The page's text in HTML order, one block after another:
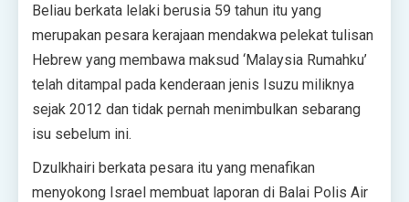
Beliau berkata lelaki berusia 59 tahun itu yang
merupakan pesara kerajaan mendakwa pelekat tulisan
Hebrew yang membawa maksud ‘Malaysia Rumahku’
telah ditampal pada kenderaan jenis Isuzu miliknya
sejak 2012 dan tidak pernah menimbulkan sebarang
isu sebelum ini.
Dzulkhairi berkata pesara itu yang menafikan
menyokong Israel membuat laporan di Balai Polis Air